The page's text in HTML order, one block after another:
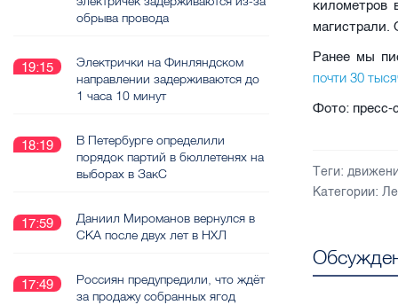
километров
магистрали.
Ранее мы
почти 30
Фото:
Теги:
Категории:
обрыва провода
19:15
Электрички на Финляндском
направлении задерживаются до
1 часа 10 минут
18:19
В Петербурге определили
порядок партий в бюллетенях на
выборах в ЗакС
17:59
Даниил Мироманов вернулся в
СКА после двух лет в НХЛ
17:49
Россиян предупредили, что ждёт
за продажу собранных ягод